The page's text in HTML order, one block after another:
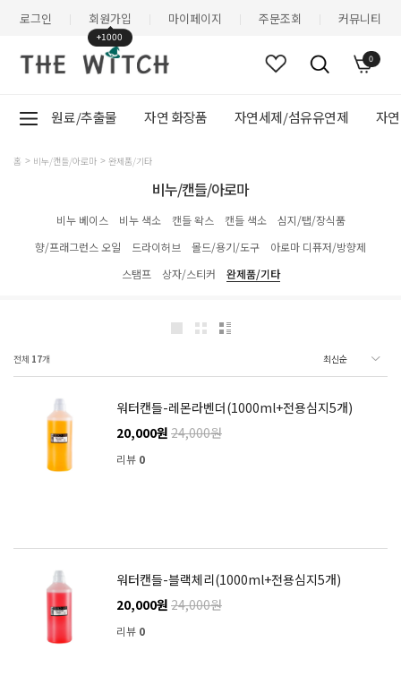
로그인 회원가입
+1000
마이페이지 주문조회 커뮤니티
0
원료/추출물 자연 화장품 자연세제/섬유유연제 자
홈 비누/캔들/아로마 완제품/기타
비누/캔들/아로마
비누 베이스 비누 색소 캔들 왁스 캔들 색소
심지/탭/장식품
향/프래그런스 오일
드라이허브 몰드/용기/도구
아로마 디퓨저/방향제
스탬프
상자/스티커 완제품/기타
전체 17개
워터캔들-레몬라벤더(1000ml+전용심지5개)
20,000원 24,000원
리뷰 0
워터캔들-블랙체리(1000ml+전용심지5개)
20,000원 24,000원
리뷰 0